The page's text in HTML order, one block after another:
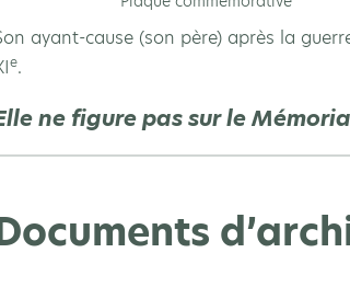
ayant-cause (son père) après la
e.
ne figure pas sur le